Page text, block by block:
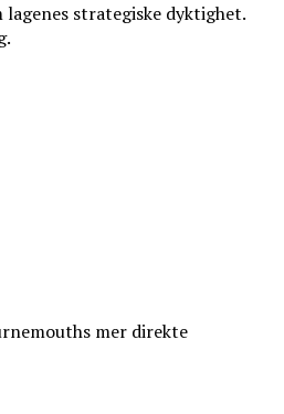
strategiske dyktighet.
mer direkte